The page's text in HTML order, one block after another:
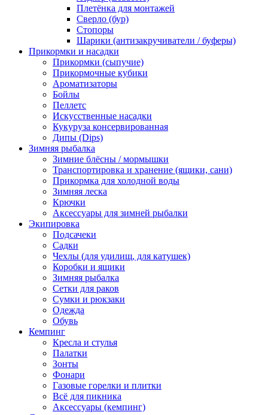
Плетёнка для монтажей
Сверло (бур)
Стопоры
Шарики (антизакручиватели / буферы)
Прикормки и насадки
Прикормки (сыпучие)
Прикормочные кубики
Ароматизаторы
Бойлы
Пеллетс
Искусственные насадки
Кукуруза консервированная
Дипы (Dips)
Зимняя рыбалка
Зимние блёсны / мормышки
Транспортировка и хранение (ящики, сани)
Прикормка для холодной воды
Зимняя леска
Крючки
Аксессуары для зимней рыбалки
Экипировка
Подсачеки
Садки
Чехлы (для удилищ, для катушек)
Коробки и ящики
Зимняя рыбалка
Сетки для раков
Сумки и рюкзаки
Одежда
Обувь
Кемпинг
Кресла и стулья
Палатки
Зонты
Фонари
Газовые горелки и плитки
Всё для пикника
Аксессуары (кемпинг)